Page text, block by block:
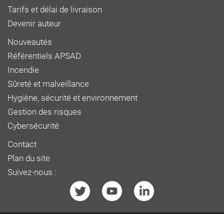
Tarifs et délai de livraison
Devenir auteur
Nouveautés
Référentiels APSAD
Incendie
Sûreté et malveillance
Hygiène, sécurité et environnement
Gestion des risques
Cybersécurité
Contact
Plan du site
Suivez-nous :